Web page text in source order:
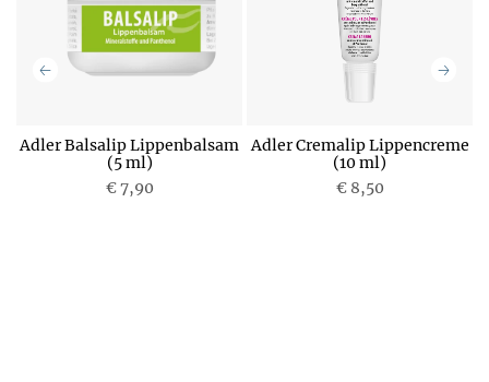
Adler Balsalip Lippenbalsam
(5 ml)
€ 7,90
Adler Cremalip Lippencreme
(10 ml)
€ 8,50